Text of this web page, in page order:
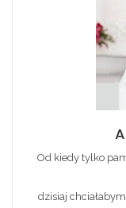
Od kiedy tylko
dzisiaj